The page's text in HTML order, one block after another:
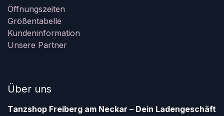
Öffnungszeiten
Größentabelle
Kundeninformation
Unsere Partner
Über uns
Tanzshop Freiberg am Neckar – Dein Ladengeschäft